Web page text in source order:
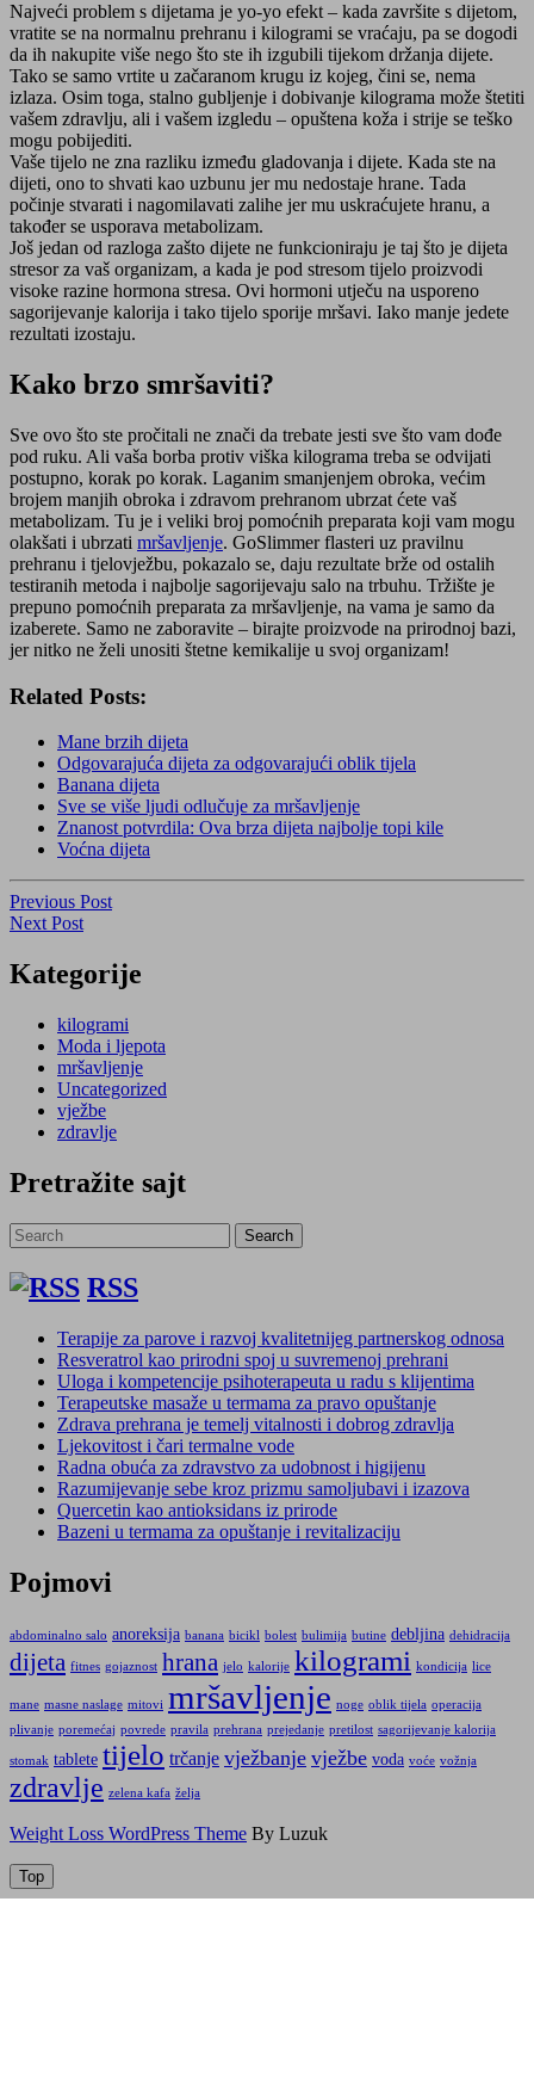
Najveći problem s dijetama je yo-yo efekt – kada završite s dijetom,
vratite se na normalnu prehranu i kilogrami se vraćaju, pa se dogodi
da ih nakupite više nego što ste ih izgubili tijekom držanja dijete.
Tako se samo vrtite u začaranom krugu iz kojeg, čini se, nema
izlaza. Osim toga, stalno gubljenje i dobivanje kilograma može štetiti
vašem zdravlju, ali i vašem izgledu – opuštena koža i strije se teško
mogu pobijediti.
Vaše tijelo ne zna razliku između gladovanja i dijete. Kada ste na
dijeti, ono to shvati kao uzbunu jer mu nedostaje hrane. Tada
počinje stvarati i nagomilavati zalihe jer mu uskraćujete hranu, a
također se usporava metabolizam.
Još jedan od razloga zašto dijete ne funkcioniraju je taj što je dijeta
stresor za vaš organizam, a kada je pod stresom tijelo proizvodi
visoke razine hormona stresa. Ovi hormoni utječu na usporeno
sagorijevanje kalorija i tako tijelo sporije mršavi. Iako manje jedete
rezultati izostaju.
Kako brzo smršaviti?
Sve ovo što ste pročitali ne znači da trebate jesti sve što vam dođe
pod ruku. Ali vaša borba protiv viška kilograma treba se odvijati
postupno, korak po korak. Laganim smanjenjem obroka, većim
brojem manjih obroka i zdravom prehranom ubrzat ćete vaš
metabolizam. Tu je i veliki broj pomoćnih preparata koji vam mogu
olakšati i ubrzati mršavljenje. GoSlimmer flasteri uz pravilnu
prehranu i tjelovježbu, pokazalo se, daju rezultate brže od ostalih
testiranih metoda i najbolje sagorijevaju salo na trbuhu. Tržište je
prepuno pomoćnih preparata za mršavljenje, na vama je samo da
izaberete. Samo ne zaboravite – birajte proizvode na prirodnoj bazi,
jer nitko ne želi unositi štetne kemikalije u svoj organizam!
Related Posts:
Mane brzih dijeta
Odgovarajuća dijeta za odgovarajući oblik tijela
Banana dijeta
Sve se više ljudi odlučuje za mršavljenje
Znanost potvrdila: Ova brza dijeta najbolje topi kile
Voćna dijeta
Navigacija
objava
Previous
Post
Previous Post
Next
Next Post
Kategorije
kilogrami
Moda i ljepota
mršavljenje
Uncategorized
vježbe
zdravlje
Pretražite sajt
Search
for:
Search
RSS
Terapije za parove i razvoj kvalitetnijeg partnerskog odnosa
Resveratrol kao prirodni spoj u suvremenoj prehrani
Uloga i kompetencije psihoterapeuta u radu s klijentima
Terapeutske masaže u termama za pravo opuštanje
Zdrava prehrana je temelj vitalnosti i dobrog zdravlja
Ljekovitost i čari termalne vode
Radna obuća za zdravstvo za udobnost i higijenu
Razumijevanje sebe kroz prizmu samoljubavi i izazova
Quercetin kao antioksidans iz prirode
Bazeni u termama za opuštanje i revitalizaciju
Pojmovi
abdominalno salo anoreksija banana bicikl bolest bulimija butine debljina dehidracija
dijeta fitnes gojaznost hrana jelo kalorije kilogrami kondicija lice
mane masne naslage mitovi mršavljenje noge oblik tijela operacija
plivanje poremećaj povrede pravila prehrana prejedanje pretilost sagorijevanje kalorija
stomak tablete tijelo trčanje vježbanje vježbe voda voće vožnja
zdravlje zelena kafa želja
Weight Loss WordPress Theme By Luzuk
Top